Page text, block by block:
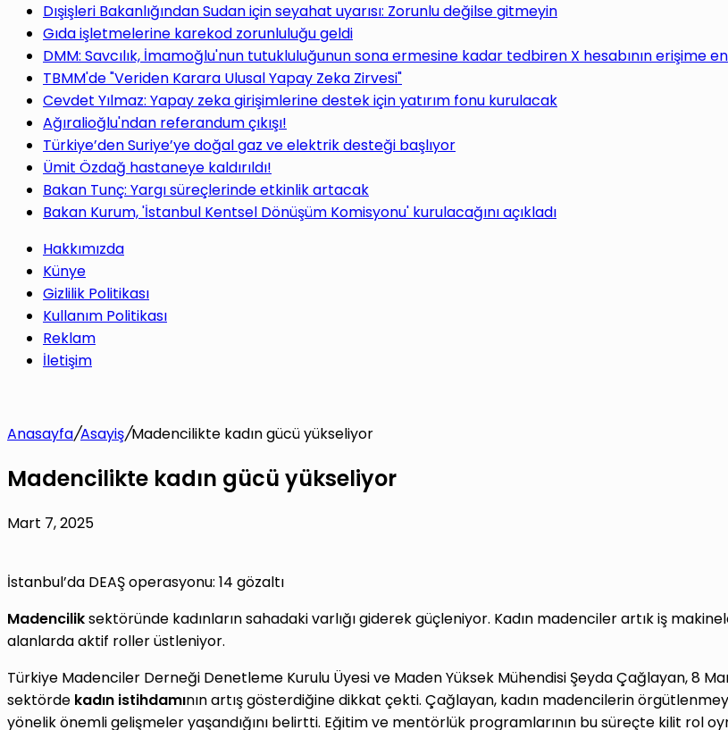
Dışişleri Bakanlığından Sudan için seyahat uyarısı: Zorunlu değilse gitmeyin
Gıda işletmelerine karekod zorunluluğu geldi
DMM: Savcılık, İmamoğlu'nun tutukluluğunun sona ermesine kadar tedbiren X hesabının erişime
TBMM'de "Veriden Karara Ulusal Yapay Zeka Zirvesi"
Cevdet Yılmaz: Yapay zeka girişimlerine destek için yatırım fonu kurulacak
Ağıralioğlu'ndan referandum çıkışı!
Türkiye’den Suriye’ye doğal gaz ve elektrik desteği başlıyor
Ümit Özdağ hastaneye kaldırıldı!
Bakan Tunç: Yargı süreçlerinde etkinlik artacak
Bakan Kurum, 'İstanbul Kentsel Dönüşüm Komisyonu' kurulacağını açıkladı
Hakkımızda
Künye
Gizlilik Politikası
Kullanım Politikası
Reklam
İletişim
Anasayfa/Asayiş/Madencilikte kadın gücü yükseliyor
Madencilikte kadın gücü yükseliyor
Mart 7, 2025
İstanbul’da DEAŞ operasyonu: 14 gözaltı
Madenciliksektöründe kadınların sahadaki varlığı giderek güçleniyor. Kadın madenciler artık iş
alanlarda aktif roller üstleniyor.
Türkiye Madenciler Derneği Denetleme Kurulu Üyesi ve Maden Yüksek Mühendisi Şeyda Çağlayan, 8
sektörde kadın istihdamının artış gösterdiğine dikkat çekti. Çağlayan, kadın madencilerin
yönelik önemli gelişmeler yaşandığını belirtti. Eğitim ve mentörlük programlarının bu süreçte kilit rol